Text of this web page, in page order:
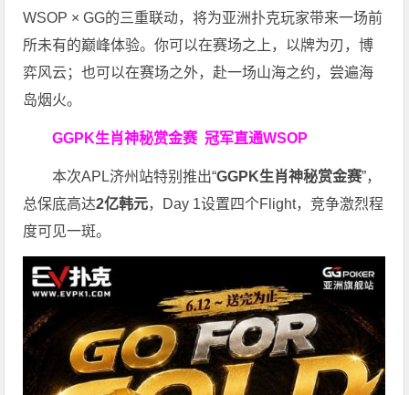
WSOP × GG的三重联动，将为亚洲扑克玩家带来一场前
所未有的巅峰体验。你可以在赛场之上，以牌为刃，博
弈风云；也可以在赛场之外，赴一场山海之约，尝遍海
岛烟火。
GGPK生肖神秘赏金赛冠军直通WSOP
本次APL济州站特别推出“GGPK生肖神秘赏金赛”，
总保底高达2亿韩元，Day 1设置四个Flight，竞争激烈程
度可见一斑。